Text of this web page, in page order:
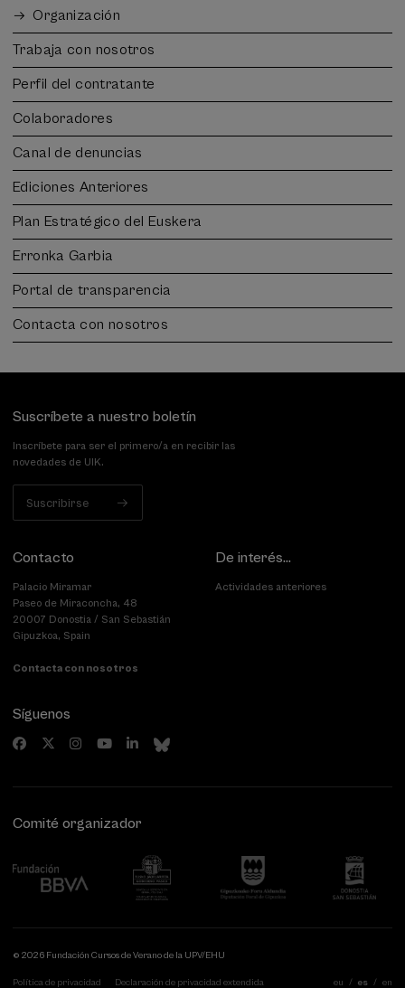
Organización
Trabaja con nosotros
Perfil del contratante
Colaboradores
Canal de denuncias
Ediciones Anteriores
Plan Estratégico del Euskera
Erronka Garbia
Portal de transparencia
Contacta con nosotros
Suscríbete a nuestro boletín
Inscríbete para ser el primero/a en recibir las
novedades de UIK.
Suscribirse
Contacto
Palacio Miramar
Paseo de Miraconcha, 48
20007 Donostia / San Sebastián
Gipuzkoa, Spain
Contacta con nosotros
De interés...
Actividades anteriores
Síguenos
Comité organizador
© 2026 Fundación Cursos de Verano de la UPV/EHU
Política de privacidad Declaración de privacidad extendida eu es en